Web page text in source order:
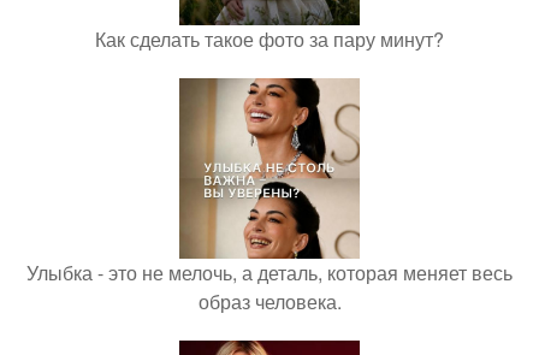
Как сделать такое фото за пару минут?
Улыбка - это не мелочь, а деталь, которая меняет весь
образ человека.